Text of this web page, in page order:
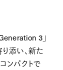
3」
添い、新た
ンパクトで